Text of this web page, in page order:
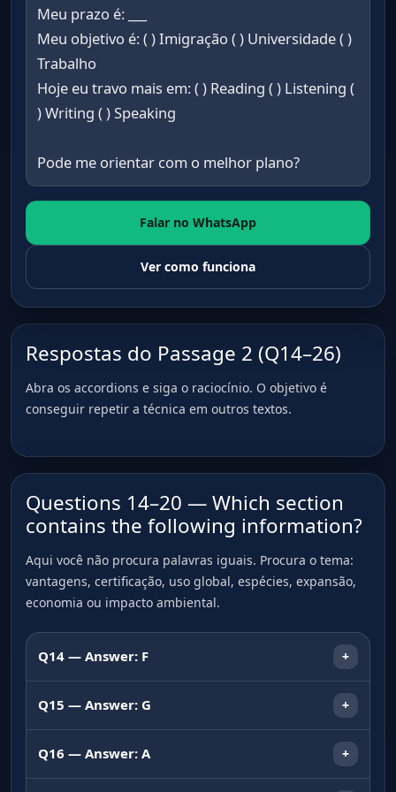
Meu prazo é: ___
Meu objetivo é: ( ) Imigração ( ) Universidade ( )
Trabalho
Hoje eu travo mais em: ( ) Reading ( ) Listening (
) Writing ( ) Speaking
Pode me orientar com o melhor plano?
Falar no WhatsApp
Ver como funciona
Respostas do Passage 2 (Q14–26)
Abra os accordions e siga o raciocínio. O objetivo é
conseguir repetir a técnica em outros textos.
Questions 14–20 — Which section
contains the following information?
Aqui você não procura palavras iguais. Procura o tema:
vantagens, certificação, uso global, espécies, expansão,
economia ou impacto ambiental.
Q14 — Answer: F +
advantages
Q15 — Answer: G +
Q16 — Answer: A +